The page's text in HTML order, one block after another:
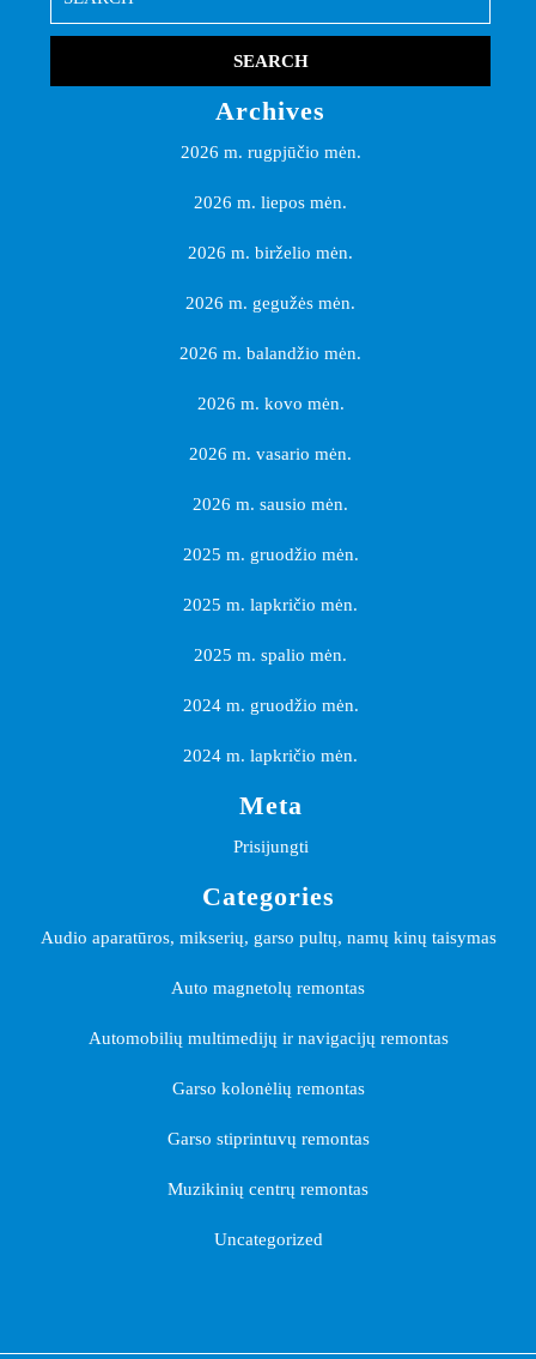
for:
Archives
2026 m. rugpjūčio mėn.
2026 m. liepos mėn.
2026 m. birželio mėn.
2026 m. gegužės mėn.
2026 m. balandžio mėn.
2026 m. kovo mėn.
2026 m. vasario mėn.
2026 m. sausio mėn.
2025 m. gruodžio mėn.
2025 m. lapkričio mėn.
2025 m. spalio mėn.
2024 m. gruodžio mėn.
2024 m. lapkričio mėn.
Meta
Prisijungti
Categories
Audio aparatūros, mikserių, garso pultų, namų kinų taisymas
Auto magnetolų remontas
Automobilių multimedijų ir navigacijų remontas
Garso kolonėlių remontas
Garso stiprintuvų remontas
Muzikinių centrų remontas
Uncategorized